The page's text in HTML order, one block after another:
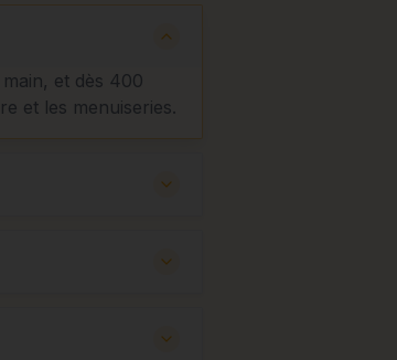
et dès 400
et les menuiseries.